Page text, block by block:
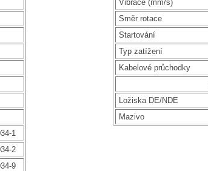
1
2
9
Vibrace (mm/s)
Směr rotace
Startování
Typ zatížení
Kabelové průchodky
Ložiska DE/NDE
Mazivo